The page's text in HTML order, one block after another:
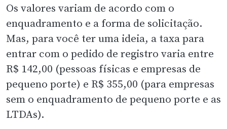
Os valores variam de acordo com o
enquadramento e a forma de solicitação.
Mas, para você ter uma ideia, a taxa para
entrar com o pedido de registro varia entre
R$ 142,00 (pessoas físicas e empresas de
pequeno porte) e R$ 355,00 (para empresas
sem o enquadramento de pequeno porte e as
LTDAs).